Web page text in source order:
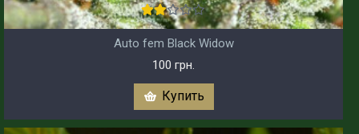
Auto fem Black Widow
100 грн.
Купить